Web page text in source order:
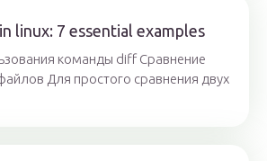
linux: 7 essential examples
команды diff Сравнение
Для простого сравнения двух